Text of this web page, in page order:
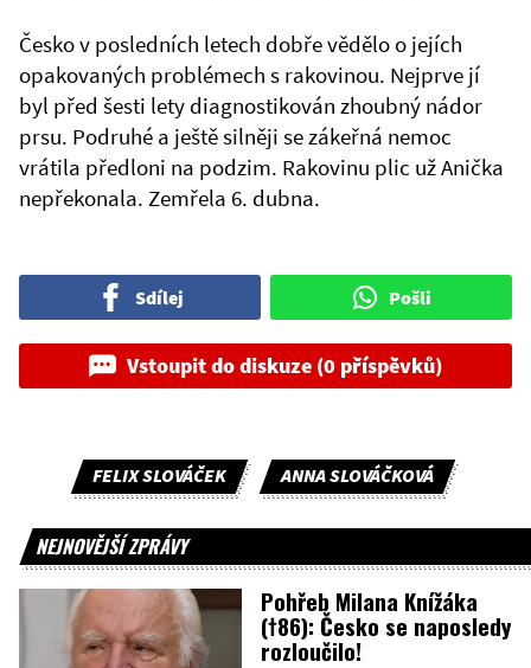
Česko v posledních letech dobře vědělo o jejích
opakovaných problémech s rakovinou. Nejprve jí
byl před šesti lety diagnostikován zhoubný nádor
prsu. Podruhé a ještě silněji se zákeřná nemoc
vrátila předloni na podzim. Rakovinu plic už Anička
nepřekonala. Zemřela 6. dubna.
Sdílej Pošli
Vstoupit do diskuze (0 příspěvků)
FELIX SLOVÁČEK ANNA SLOVÁČKOVÁ
NEJNOVĚJŠÍ ZPRÁVY
Pohřeb Milana Knížáka
(†86): Česko se naposledy
rozloučilo!